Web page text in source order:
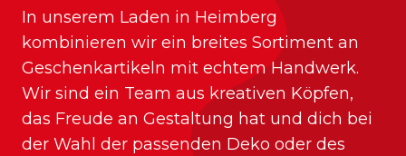
In unserem Laden in Heimberg
kombinieren wir ein breites Sortiment an
Geschenkartikeln mit echtem Handwerk.
Wir sind ein Team aus kreativen Köpfen,
das Freude an Gestaltung hat und dich bei
der Wahl der passenden Deko oder des